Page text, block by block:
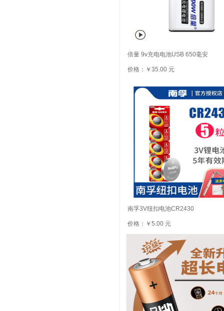
倍量 9v充电电池USB 650毫安
价格：￥35.00 元
南孚3V纽扣电池CR2430
价格：￥5.00 元